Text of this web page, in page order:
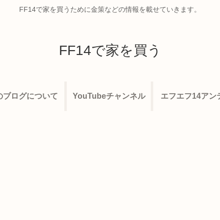
FF14で家を買うために金策などの情報を載せていきます。
FF14で家を買う
ブログについて YouTubeチャンネル エフエフ14アン